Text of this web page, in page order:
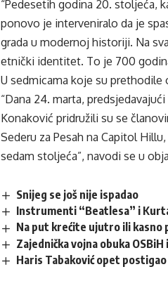
“Pedesetih godina 20. stoljeća,
ponovo je interveniralo da je
grada u modernoj historiji. Na
etnički identitet. To je 700
U sedmicama koje su
“Dana 24. marta,
Konaković pridružili su se
Sederu za Pesah na Capitol
sedam stoljeća”, navodi se u
Snijeg se još nije ispadao
Instrumenti “Beatlesa” i
Na put krećite ujutro ili kasno
Zajednička vojna obuka OSBiH
Haris Tabaković opet